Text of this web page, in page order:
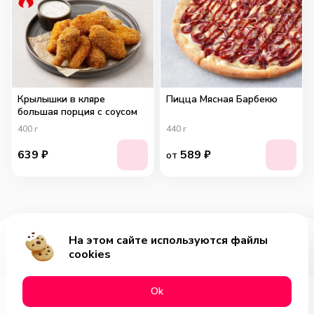
Добавить за 389₽
Крылышки в кляре
большая порция с соусом
400 г
639 ₽
Пицца Мясная Барбекю
440 г
от 589 ₽
На этом сайте используются файлы
cookies
Оk